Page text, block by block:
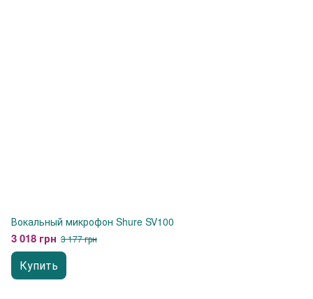
Вокальный микрофон Shure SV100
3 018 грн 3 177 грн
Купить